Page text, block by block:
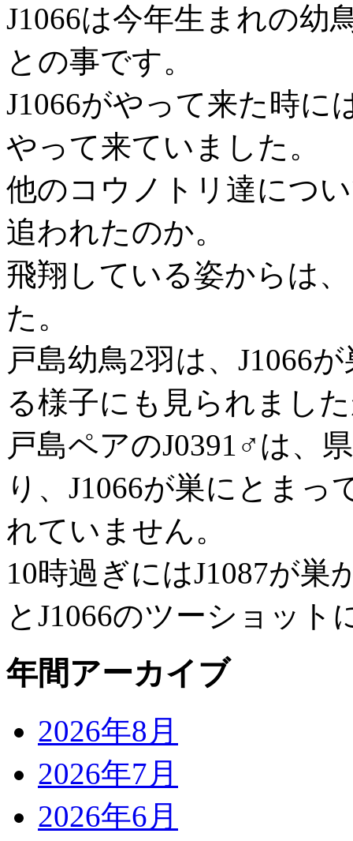
J1066は今年生まれの幼
との事です。
J1066がやって来た時に
やって来ていました。
他のコウノトリ達につ
追われたのか。
飛翔している姿からは
た。
戸島幼鳥2羽は、J1066
る様子にも見られまし
戸島ペアのJ0391♂は、
り、J1066が巣にとま
れていません。
10時過ぎにはJ1087が巣
とJ1066のツーショット
年間アーカイブ
2026年8月
2026年7月
2026年6月